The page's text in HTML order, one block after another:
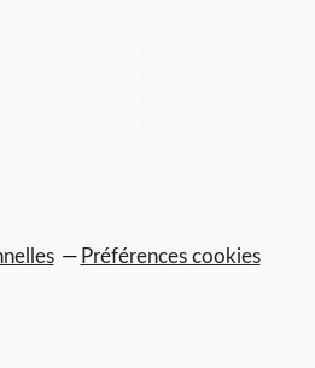
Préférences cookies